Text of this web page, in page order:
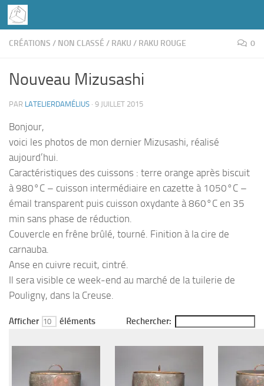
Skip to content
CRÉATIONS / NON CLASSÉ / RAKU / RAKU ROUGE 0
Nouveau Mizusashi
PAR LATELIERDAMÉLIUS · 9 JUILLET 2015
Bonjour,
voici les photos de mon dernier Mizusashi, réalisé
aujourd’hui.
Caractéristiques des cuissons : terre orange après biscuit
à 980°C – cuisson intermédiaire en cazette à 1050°C –
émail transparent puis cuisson oxydante à 860°C en 35
min sans phase de réduction.
Couvercle en frêne brûlé, tourné. Finition à la cire de
carnauba.
Anse en cuivre recuit, cintré.
Il sera visible ce week-end au marché de la tuilerie de
Pouligny, dans la Creuse.
Afficher éléments Rechercher: